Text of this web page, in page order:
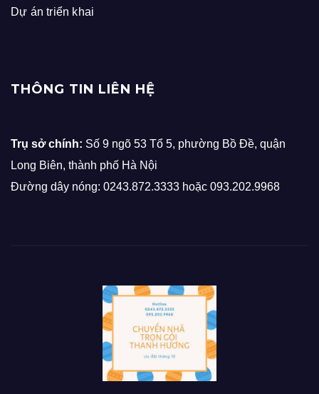
Dự án triển khai
THÔNG TIN LIÊN HỆ
Trụ sở chính: Số 9 ngõ 53 Tổ 5, phường Bồ Đề, quận
Long Biên, thành phố Hà Nội
Đường dây nóng: 0243.872.3333 hoặc 093.202.9968